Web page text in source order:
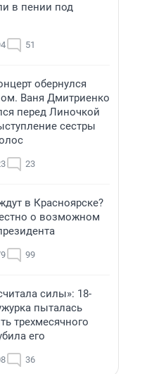
в пении под
51
обернулся
Ваня Дмитриенко
перед Линочкой
сестры
23
в Красноярске?
о возможном
99
силы»: 18-
пыталась
трехмесячного
его
36